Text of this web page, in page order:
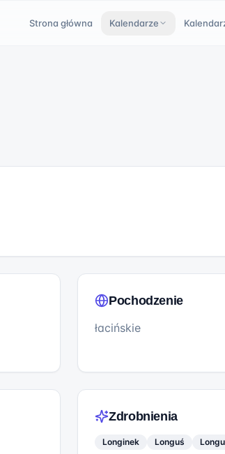
Strona główna Kalendarze
Pochodzenie
łacińskie
Zdrobnienia
Longinek Longuś